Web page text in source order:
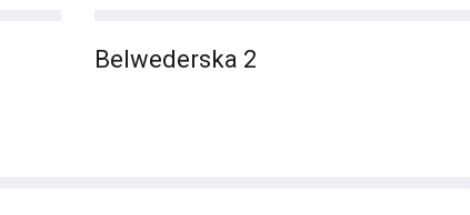
Belwederska 2